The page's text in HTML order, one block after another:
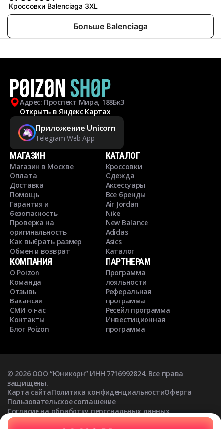
Кроссовки Balenciaga 3XL
Больше Balenciaga
Адрес: Проспект Мира, 188Бк3
Открыть в Яндекс Картах
Приложение Unicorn
Telegram Web App
МАГАЗИН
Магазин в Москве
Оплата
Доставка
Помощь
Гарантия и
безопасность
Проверка на
оригинальность
Как выбрать размер
Обмен и возврат
КАТАЛОГ
Кроссовки
Одежда
Аксессуары
Все бренды
Air Jordan
Nike
New Balance
Adidas
Asics
Каталог
КОМПАНИЯ
О Poizon
Команда
Отзывы
Вакансии
СМИ о нас
Контакты
Блог Poizon
ПАРТНЕРАМ
Программа
лояльности
Реферальная
программа
Ресейл программа
Инвестиционная
программа
© 2026ООО “Юникорн” ИНН 7716992824. Все права
защищены.
Карта сайтаПолитика конфиденциальностиОферта
Пользовательское соглашение
Согласие на обработку персональных данных
Согласие на получение рекламных рассылок